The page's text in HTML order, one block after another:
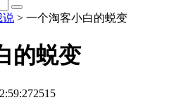
说 > 一个淘客小白的蜕变
的蜕变
2515